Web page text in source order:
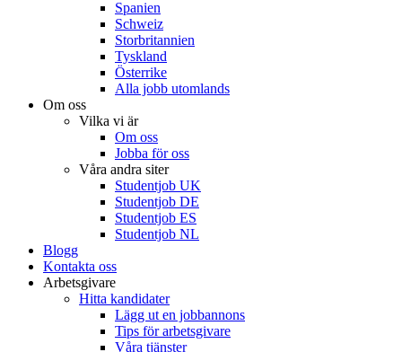
Spanien
Schweiz
Storbritannien
Tyskland
Österrike
Alla jobb utomlands
Om oss
Vilka vi är
Om oss
Jobba för oss
Våra andra siter
Studentjob UK
Studentjob DE
Studentjob ES
Studentjob NL
Blogg
Kontakta oss
Arbetsgivare
Hitta kandidater
Lägg ut en jobbannons
Tips för arbetsgivare
Våra tjänster